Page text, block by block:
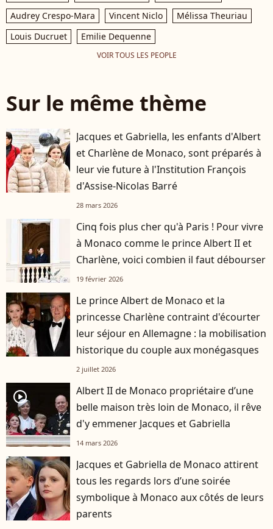
Audrey Crespo-Mara
Vincent Niclo
Mélissa Theuriau
Louis Ducruet
Emilie Dequenne
VOIR TOUS LES PEOPLE
Sur le même thème
Jacques et Gabriella, les enfants d'Albert
et Charlène de Monaco, sont préparés à
leur vie future à l'Institution François
d'Assise-Nicolas Barré
28 mars 2026
Cinq fois plus cher qu'à Paris ! Pour vivre
à Monaco comme le prince Albert II et
Charlène, voici combien il faut débourser
19 février 2026
Le prince Albert de Monaco et la
princesse Charlène contraint d'écourter
leur séjour en Allemagne : la mobilisation
historique du couple aux monégasques
2 juillet 2026
player2
Albert II de Monaco propriétaire d’une
belle maison très loin de Monaco, il rêve
d'y emmener Jacques et Gabriella
14 mars 2026
Jacques et Gabriella de Monaco attirent
tous les regards lors d’une soirée
symbolique à Monaco aux côtés de leurs
parents